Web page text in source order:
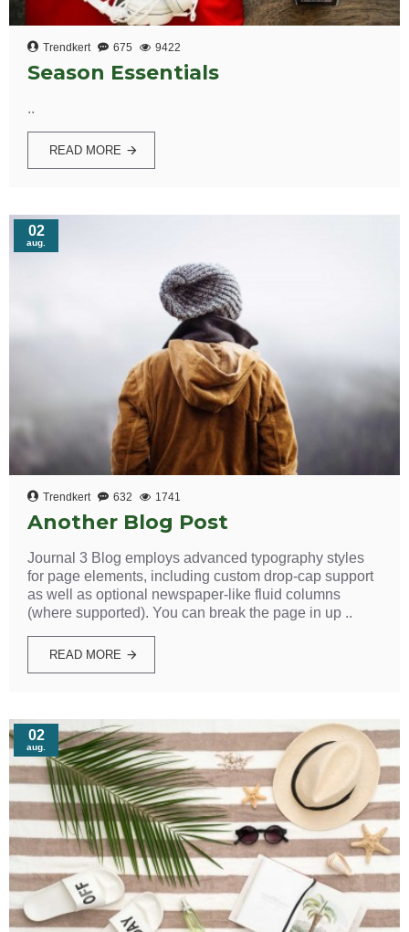
Trendkert 675 9422
Season Essentials
..
READ MORE
02
aug.
Trendkert 632 1741
Another Blog Post
Journal 3 Blog employs advanced typography styles
for page elements, including custom drop-cap support
as well as optional newspaper-like fluid columns
(where supported). You can break the page in up ..
READ MORE
02
aug.